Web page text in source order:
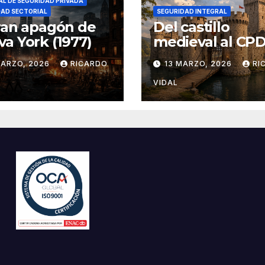
SECTORIAL
apagón de
York (1977)
2026 RICARDO
SEGURIDAD INTEGRAL
Del castillo
medieval al
seguridad por
13 MARZO, 2026
VIDAL